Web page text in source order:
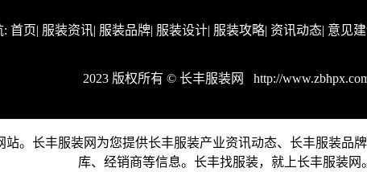
: 首页| 服装资讯| 服装品牌| 服装设计| 服装攻略| 资讯动态| 意见
2023 版权所有 © 长丰服装网 http://
。长丰服装网为您提供长丰服装产业资讯动态、长丰服装
库、经销商等信息。长丰找服装，就上长丰服装网。